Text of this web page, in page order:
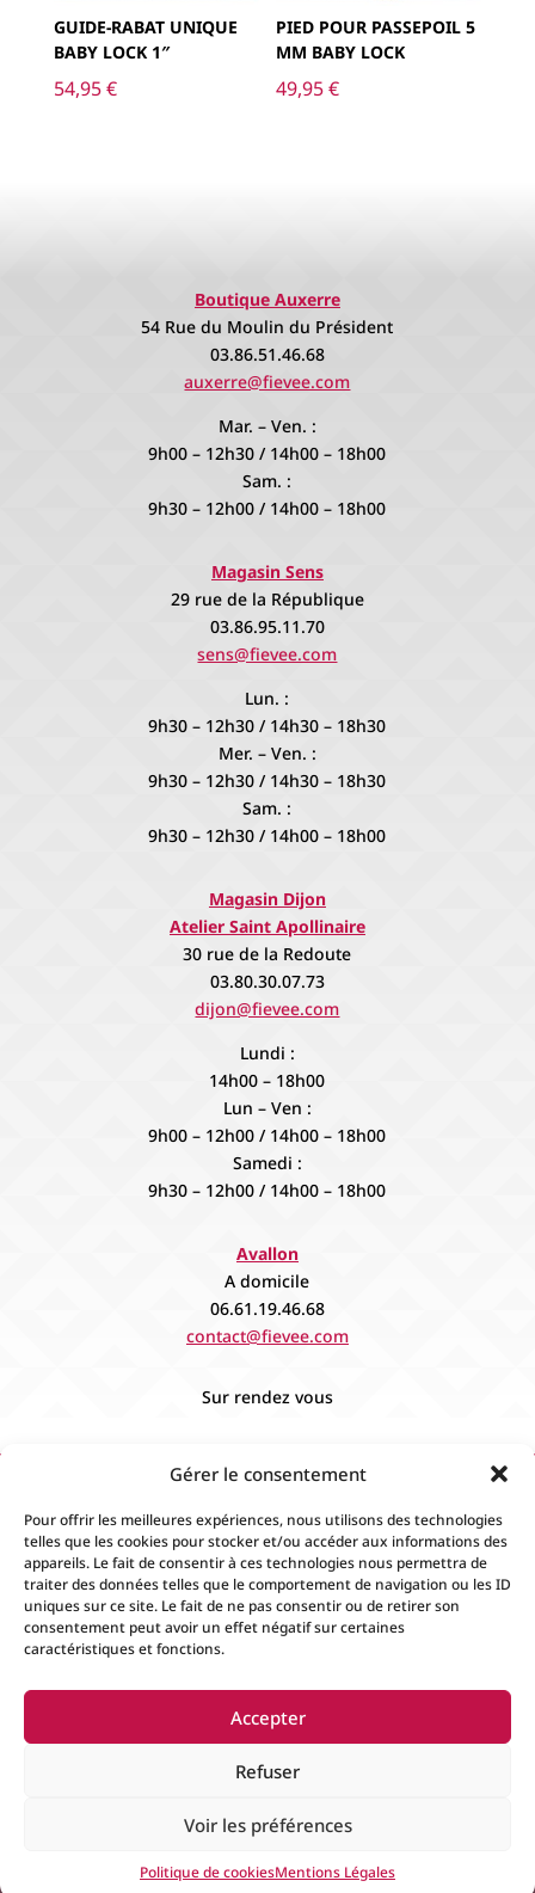
Gérer le consentement
Pour offrir les meilleures expériences, nous utilisons des technologies
telles que les cookies pour stocker et/ou accéder aux informations des
appareils. Le fait de consentir à ces technologies nous permettra de
traiter des données telles que le comportement de navigation ou les ID
uniques sur ce site. Le fait de ne pas consentir ou de retirer son
consentement peut avoir un effet négatif sur certaines
caractéristiques et fonctions.
Accepter
Refuser
Voir les préférences
Politique de cookiesMentions Légales
GUIDE-RABAT UNIQUE
BABY LOCK 1″
54,95€
PIED POUR PASSEPOIL 5
MM BABY LOCK
49,95€
Boutique Auxerre
54 Rue du Moulin du Président
03.86.51.46.68
auxerre@fievee.com
Mar. – Ven. :
9h00 – 12h30 / 14h00 – 18h00
Sam. :
9h30 – 12h00 / 14h00 – 18h00
Magasin Sens
29 rue de la République
03.86.95.11.70
sens@fievee.com
Lun. :
9h30 – 12h30 / 14h30 – 18h30
Mer. – Ven. :
9h30 – 12h30 / 14h30 – 18h30
Sam. :
9h30 – 12h30 / 14h00 – 18h00
Magasin Dijon
Atelier Saint Apollinaire
30 rue de la Redoute
03.80.30.07.73
dijon@fievee.com
Lundi :
14h00 – 18h00
Lun – Ven :
9h00 – 12h00 / 14h00 – 18h00
Samedi :
9h30 – 12h00 / 14h00 – 18h00
Avallon
A domicile
06.61.19.46.68
contact@fievee.com
Sur rendez vous
Accueil Contact Boutique
Événements
Mentions Légales
Conditions générales de
ventes
Plus Informatique.